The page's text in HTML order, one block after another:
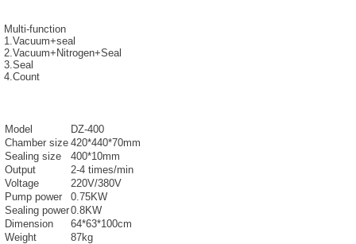
Multi-function
1.Vacuum+seal
2.Vacuum+Nitrogen+Seal
3.Seal
4.Count
Model
DZ-400
Chamber size 420*440*70mm
Sealing size
400*10mm
Output
2-4 times/min
Voltage
220V/380V
Pump power
0.75KW
Sealing power0.8KW
Dimension
64*63*100cm
Weight
87kg